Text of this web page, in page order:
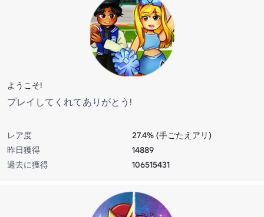
ようこそ!
プレイしてくれてありがとう!
レア度
27.4% (手ごたえアリ)
昨日獲得
14889
過去に獲得
106515431